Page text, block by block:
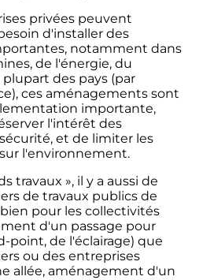
privées peuvent
d'installer des
notamment dans
de l'énergie, du
des pays (par
ces aménagements sont
importante,
l'intérêt des
et de limiter les
l'environnement.
travaux », il y a aussi de
de travaux publics de
pour les collectivités
d'un passage pour
point, de l'éclairage) que
ou des entreprises
allée, aménagement d'un